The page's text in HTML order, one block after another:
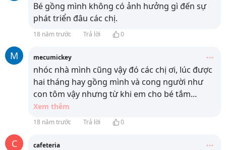
Bé gồng mình không có ảnh hưởng gì đến sự
phát triển đâu các chị.
18 năm trước Trả lời 0
M mecumickey
nhóc nhà mình cũng vậy đó các chị ơi, lúc được
hai tháng hay gồng mình và cong người như
con tôm vậy nhưng từ khi em cho bé tắm...
Xem thêm
18 năm trước Trả lời 0
C cafeteria